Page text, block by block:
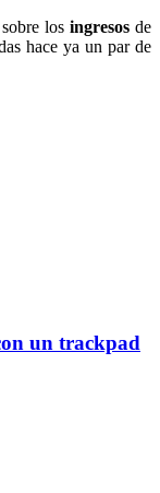
sobre losingresosde
hace ya un par de
un trackpad